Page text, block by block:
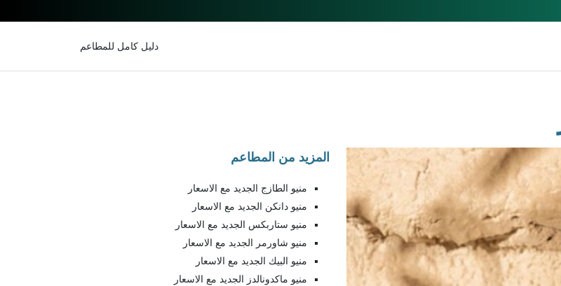
دليل كامل للمطاعم
المزيد من المطاعم
منيو الطازج الجديد مع الاسعار
منيو دانكن الجديد مع الاسعار
منيو ستاربكس الجديد مع الاسعار
منيو شاورمر الجديد مع الاسعار
منيو البيك الجديد مع الاسعار
منيو ماكدونالدز الجديد مع الاسعار